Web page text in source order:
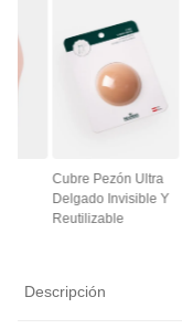
Cubre Pezón Ultra
Delgado Invisible Y
Reutilizable
Descripción